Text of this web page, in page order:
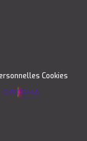
Cookies